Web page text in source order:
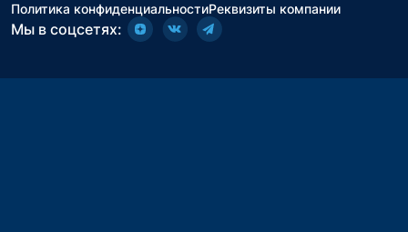
Политика конфиденциальностиРеквизиты компании
Мы в соцсетях: